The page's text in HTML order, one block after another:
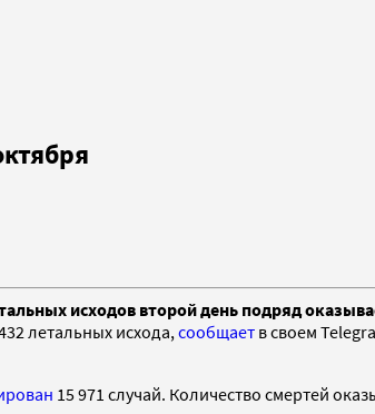
исходов второй день подряд
летальных исхода, сообщает в своем
15 971 случай. Количество смертей